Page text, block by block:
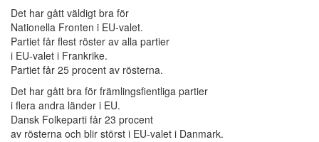
Det har gått väldigt bra för
Nationella Fronten i EU-valet.
Partiet får flest röster av alla partier
i EU-valet i Frankrike.
Partiet får 25 procent av rösterna.
Det har gått bra för främlingsfientliga partier
i flera andra länder i EU.
Dansk Folkeparti får 23 procent
av rösterna och blir störst i EU-valet i Danmark.